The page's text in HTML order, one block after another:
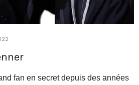
fan en secret depuis des années